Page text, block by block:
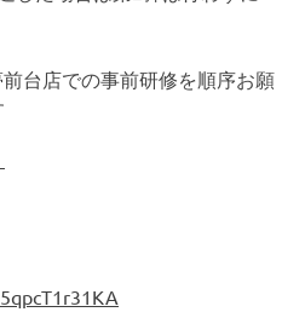
台店での事前研修を順序お願